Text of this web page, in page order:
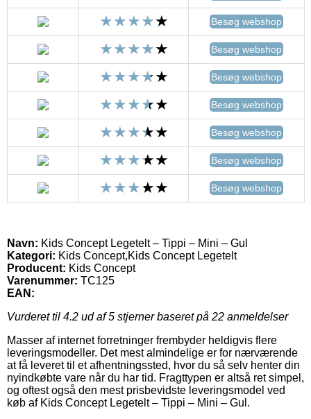
Besøg webshop
Besøg webshop
Besøg webshop
Besøg webshop
Besøg webshop
Besøg webshop
Besøg webshop
Navn: Kids Concept Legetelt – Tippi – Mini – Gul
Kategori: Kids Concept,Kids Concept Legetelt
Producent: Kids Concept
Varenummer: TC125
EAN:
Vurderet til 4.2 ud af 5 stjerner baseret på 22 anmeldelser
Masser af internet forretninger frembyder heldigvis flere
leveringsmodeller. Det mest almindelige er for nærværende
at få leveret til et afhentningssted, hvor du så selv henter din
nyindkøbte vare når du har tid. Fragttypen er altså ret simpel,
og oftest også den mest prisbevidste leveringsmodel ved
køb af Kids Concept Legetelt – Tippi – Mini – Gul.